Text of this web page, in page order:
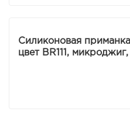
Силиконовая
цвет BR111,